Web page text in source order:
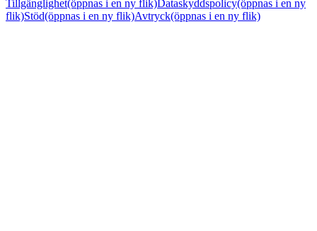
Tillgänglighet(öppnas i en ny flik)Dataskyddspolicy(öppnas i en ny
flik)Stöd(öppnas i en ny flik)Avtryck(öppnas i en ny flik)